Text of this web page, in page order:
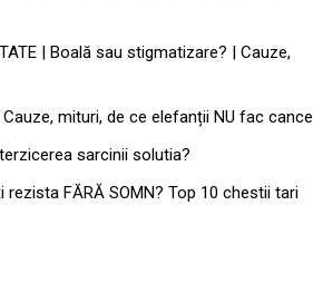
| Boală sau stigmatizare? | Cauze,
mituri, de ce elefanții NU fac
sarcinii solutia?
rezista FĂRĂ SOMN? Top 10 chestii tari